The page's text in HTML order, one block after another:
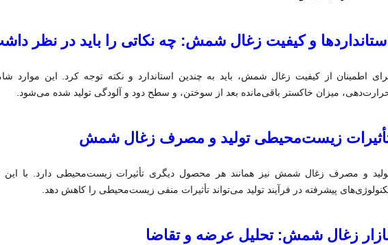
استانداردها و کیفیت زغال شمش: چه نکاتی را باید در نظر
اطمینان از کیفیت زغال شمش، باید به چندین استاندارد و نکته توجه کرد. این موارد
میزان خاکستر باقی‌مانده بعد از سوختن، و سطح دود و آلودگی تولید شده می‌شود.
زیست‌محیطی تولید و مصرف زغال شمش
و مصرف زغال شمش نیز همانند هر محصول دیگری تأثیرات زیست‌محیطی دارد. با این
پیشرفته در فرآیند تولید می‌تواند تأثیرات منفی زیست‌محیطی را کاهش دهد.
زغال شمش: تحلیل عرضه و تقاضا